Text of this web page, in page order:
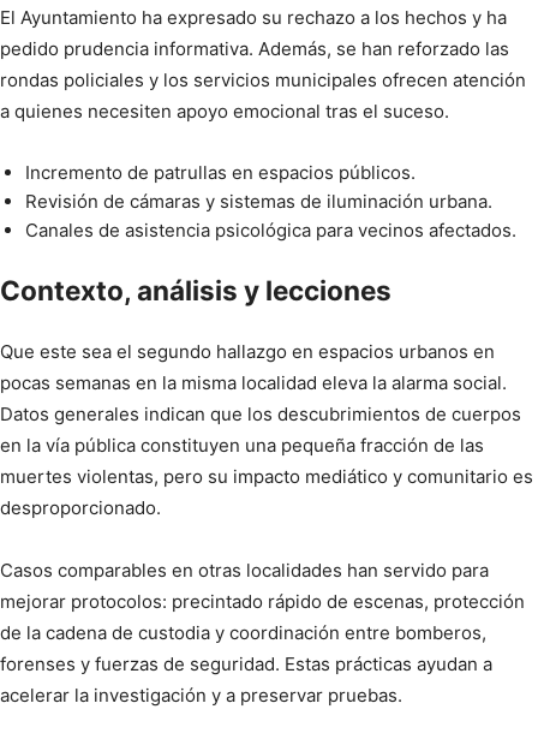
El Ayuntamiento ha expresado su rechazo a los hechos y ha
pedido prudencia informativa. Además, se han reforzado las
rondas policiales y los servicios municipales ofrecen atención
a quienes necesiten apoyo emocional tras el suceso.
Incremento de patrullas en espacios públicos.
Revisión de cámaras y sistemas de iluminación urbana.
Canales de asistencia psicológica para vecinos afectados.
Contexto, análisis y lecciones
Que este sea el segundo hallazgo en espacios urbanos en
pocas semanas en la misma localidad eleva la alarma social.
Datos generales indican que los descubrimientos de cuerpos
en la vía pública constituyen una pequeña fracción de las
muertes violentas, pero su impacto mediático y comunitario es
desproporcionado.
Casos comparables en otras localidades han servido para
mejorar protocolos: precintado rápido de escenas, protección
de la cadena de custodia y coordinación entre bomberos,
forenses y fuerzas de seguridad. Estas prácticas ayudan a
acelerar la investigación y a preservar pruebas.